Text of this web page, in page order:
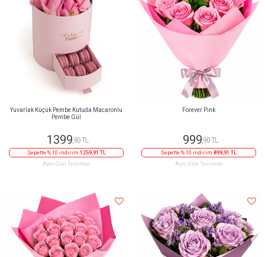
Yuvarlak Küçük Pembe Kutuda Macaronlu
Pembe Gül
1399 ,90 TL
Sepette % 10 indirim 1259,91 TL
Aynı Gün Teslimat
Forever Pink
999,90 TL
Sepette % 10 indirim 899,91 TL
Aynı Gün Teslimat